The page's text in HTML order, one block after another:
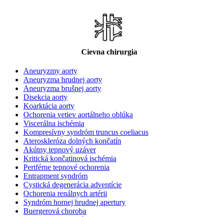
Cievna chirurgia
Aneuryzmy aorty
Aneuryzma hrudnej aorty
Aneuryzma brušnej aorty
Disekcia aorty
Koarktácia aorty
Ochorenia vetiev aortálneho oblúka
Viscerálna ischémia
Kompresívny syndróm truncus coeliacus
Ateroskleróza dolných končatín
Akútny tepnový uzáver
Kritická končatinová ischémia
Periférne tepnové ochorenia
Entrapment syndróm
Cystická degenerácia adventície
Ochorenia renálnych artérii
Syndróm hornej hrudnej apertury
Buergerová choroba